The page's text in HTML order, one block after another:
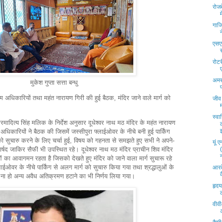
मुकेश गुप्ता सत्ता बन्धु
तथा महंत नारायण गिरी की हुई बैठक, मंदिर जाने वाले मार्ग को
सिंह मलिक के निर्देश अनुसार दूधेश्वर नाथ मठ मंदिर के महंत नारायण
अधिकारियों ने बैठक की जिसमें जस्सीपुरा फ्लाईओवर के नीचे बनी हुई पार्किंग
सुचारु करने के लिए चर्चा हुई, विषय को गहनता से समझते हुए सभी ने अपने-
जाकिर सैफी भी उपस्थित रहे। दूधेश्वर नाथ मठ मंदिर प्राचीन शिव मंदिर
का आवागमन रहता है जिसको देखते हुए मंदिर को जाने वाला मार्ग सुचारू रहे
के नीचे पार्किंग से अलग मार्ग को सुचारु किया गया तथा श्रद्धालुओं के
हो अन्य अवैध अतिक्रमण हटाने का भी निर्णय लिया गया।
यूं